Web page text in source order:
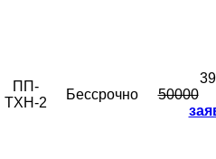
ПП-
ТХН-2
Бессрочно
50000